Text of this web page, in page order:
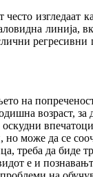
често
линија,
на
возраст,
но може да се
треба да биде
е и